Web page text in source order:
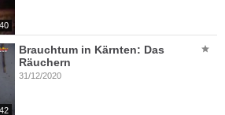
Brauchtum in Kärnten: Das
Räuchern
31/12/2020